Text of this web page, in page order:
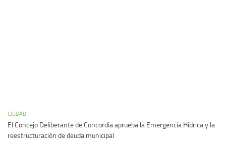
CIUDAD
El Concejo Deliberante de Concordia aprueba la Emergencia Hídrica y la
reestructuración de deuda municipal